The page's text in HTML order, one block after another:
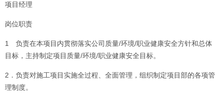
项目经理
岗位职责
1 负责在本项目内贯彻落实公司质量/环境/职业健康安全方针和总体
目标，主持制定项目质量/环境/职业健康安全目标。
2．负责对施工项目实施全过程、全面管理，组织制定项目部的各项管
理制度。